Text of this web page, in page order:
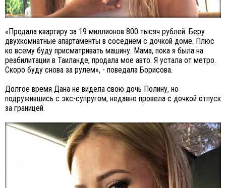
«Продала квартиру за 19 миллионов 800 тысяч рублей. Беру
двухкомнатные апартаменты в соседнем с дочкой доме. Плюс
ко всему буду присматривать машину. Мама, пока я была на
реабилитации в Таиланде, продала мое авто. Я устала от метро.
Скоро буду снова за рулем», - поведала Борисова.
Долгое время Дана не видела свою дочь Полину, но
подружившись с экс-супругом, недавно провела с дочкой отпуск
за границей.